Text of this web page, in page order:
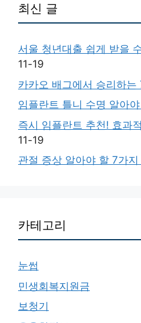
최신 글
서울 청년대출 쉽게 받을
11-19
카카오 배그에서 승리하는
임플란트 틀니 수명 알아
즉시 임플란트 추천! 효과
11-19
관절 증상 알아야 할 7가지
카테고리
눈썹
민생회복지원금
보청기